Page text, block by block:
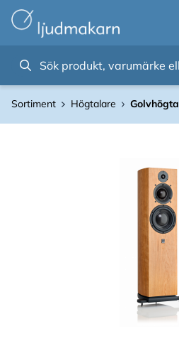
Sortiment Högtalare